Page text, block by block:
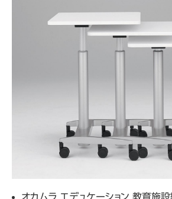
オカムラ エデュケーション 教育施